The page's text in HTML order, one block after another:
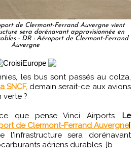
de Clermont-Ferrand Auvergne vient
sera dorénavant approvisionnée en
- DR : Aéroport de Clermont-Ferrand
Auvergne
SNCF,demain serait-ce aux avions
verte ?
que pense Vinci Airports.
Le
de Clermont-Ferrand Auvergne[
l'infrastructure sera dorénavant
aériens durables. ]b